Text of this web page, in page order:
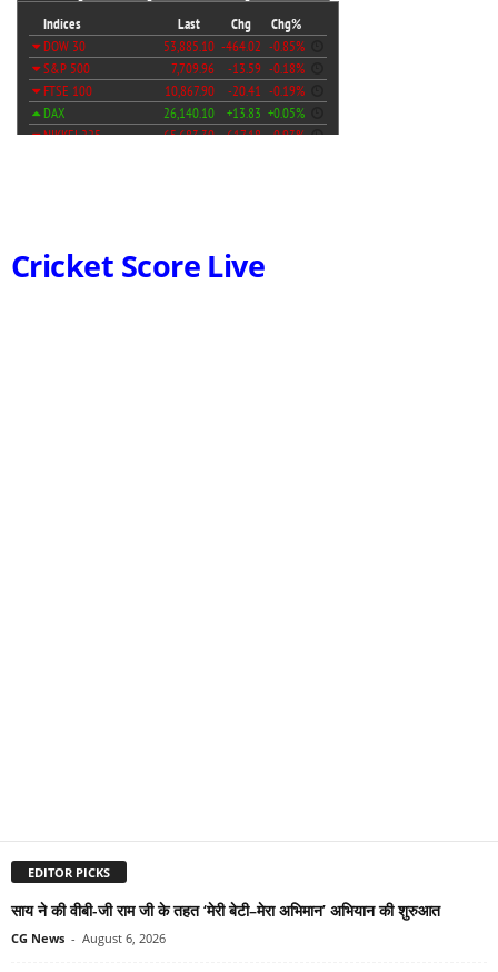
Cricket Score Live
EDITOR PICKS
साय ने की वीबी-जी राम जी के तहत ‘मेरी बेटी–मेरा अभिमान’ अभियान की शुरुआत
CG News - August 6, 2026